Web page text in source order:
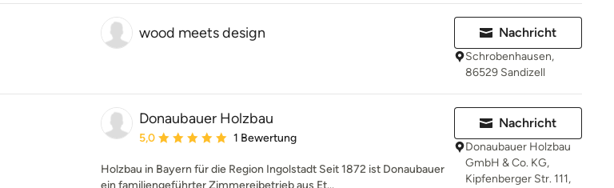
wood meets design Nachricht
Schrobenhausen,
86529 Sandizell
Donaubauer Holzbau
Durchschnittliche Bewertung: 5 von 5 Sternen
5,0 1 Bewertung
Holzbau in Bayern für die Region Ingolstadt Seit 1872 ist Donaubauer
ein familiengeführter Zimmereibetrieb aus Et...
Nachricht
Donaubauer Holzbau
GmbH & Co. KG,
Kipfenberger Str. 111,